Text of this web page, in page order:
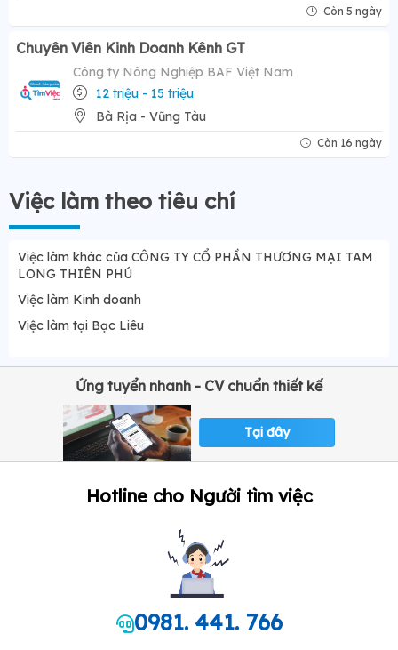
Còn 5 ngày
Chuyên Viên Kinh Doanh Kênh GT
Công ty Nông Nghiệp BAF Việt Nam
12 triệu - 15 triệu
Bà Rịa - Vũng Tàu
Còn 16 ngày
Việc làm theo tiêu chí
Việc làm khác của CÔNG TY CỔ PHẦN THƯƠNG MẠI TAM
LONG THIÊN PHÚ
Việc làm Kinh doanh
Việc làm tại Bạc Liêu
Ứng tuyển nhanh - CV chuẩn thiết kế
Tại đây
Hotline cho Người tìm việc
0981. 441. 766